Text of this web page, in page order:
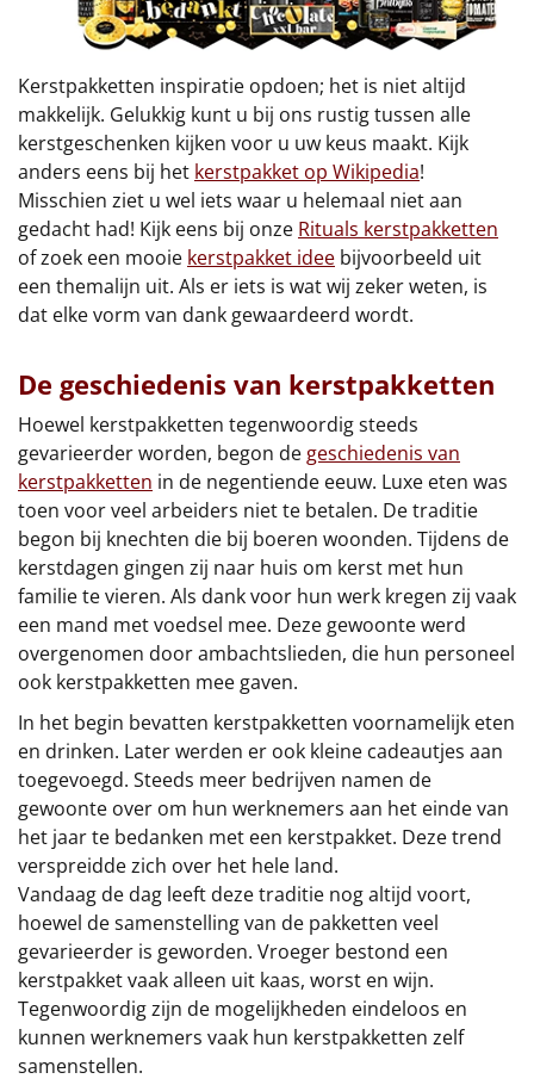
Kerstpakketten inspiratie opdoen; het is niet altijd
makkelijk. Gelukkig kunt u bij ons rustig tussen alle
kerstgeschenken kijken voor u uw keus maakt. Kijk
anders eens bij het kerstpakket op Wikipedia!
Misschien ziet u wel iets waar u helemaal niet aan
gedacht had! Kijk eens bij onze Rituals kerstpakketten
of zoek een mooie kerstpakket idee bijvoorbeeld uit
een themalijn uit. Als er iets is wat wij zeker weten, is
dat elke vorm van dank gewaardeerd wordt.
De geschiedenis van kerstpakketten
Hoewel kerstpakketten tegenwoordig steeds
gevarieerder worden, begon de geschiedenis van
kerstpakketten in de negentiende eeuw. Luxe eten was
toen voor veel arbeiders niet te betalen. De traditie
begon bij knechten die bij boeren woonden. Tijdens de
kerstdagen gingen zij naar huis om kerst met hun
familie te vieren. Als dank voor hun werk kregen zij vaak
een mand met voedsel mee. Deze gewoonte werd
overgenomen door ambachtslieden, die hun personeel
ook kerstpakketten mee gaven.
In het begin bevatten kerstpakketten voornamelijk eten
en drinken. Later werden er ook kleine cadeautjes aan
toegevoegd. Steeds meer bedrijven namen de
gewoonte over om hun werknemers aan het einde van
het jaar te bedanken met een kerstpakket. Deze trend
verspreidde zich over het hele land.
Vandaag de dag leeft deze traditie nog altijd voort,
hoewel de samenstelling van de pakketten veel
gevarieerder is geworden. Vroeger bestond een
kerstpakket vaak alleen uit kaas, worst en wijn.
Tegenwoordig zijn de mogelijkheden eindeloos en
kunnen werknemers vaak hun kerstpakketten zelf
samenstellen.